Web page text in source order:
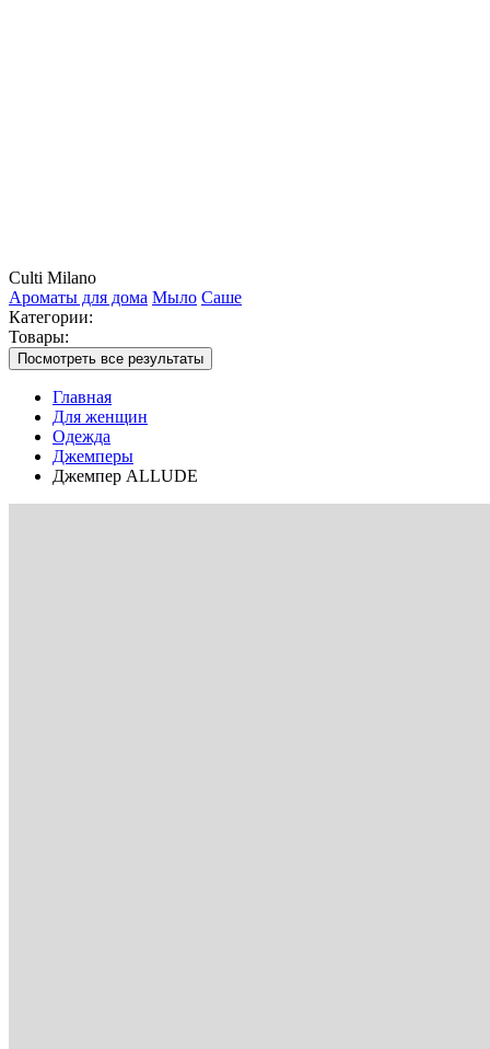
Culti Milano
Ароматы для дома Мыло Саше
Категории:
Товары:
Посмотреть все результаты
Главная
Для женщин
Одежда
Джемперы
Джемпер ALLUDE